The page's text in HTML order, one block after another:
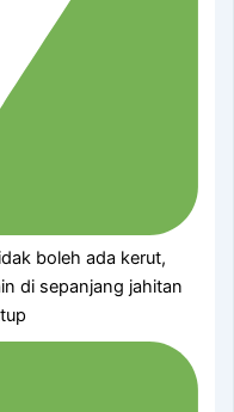
boleh ada kerut,
di sepanjang jahitan